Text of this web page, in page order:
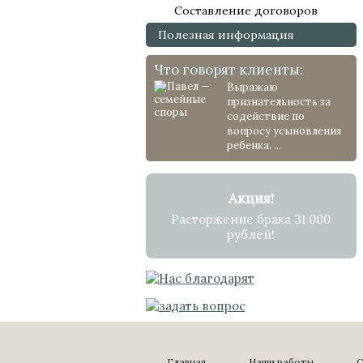
Составление договоров
Полезная информация
Что говорят клиенты:
Выражаю
признательность за
содействие по
вопросу усыновления
ребенка. ...
Акция!
Расторжение брака 31 000
рублей!